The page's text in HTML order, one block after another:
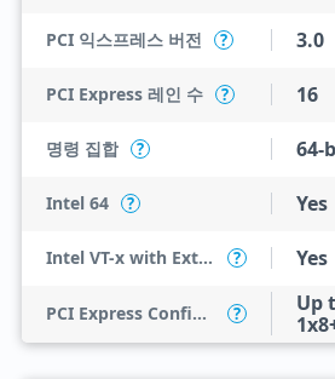
PCI 익스프레스 버전 ? 3.0
PCI Express 레인 수 ? 16
명령 집합 ? 64-
Intel 64 ? Yes
Intel VT-x with Extended Page Tables (EPT) ? Yes
PCI Express Configurations ?
Up